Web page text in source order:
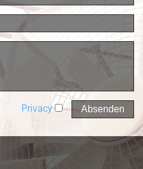
Privacy